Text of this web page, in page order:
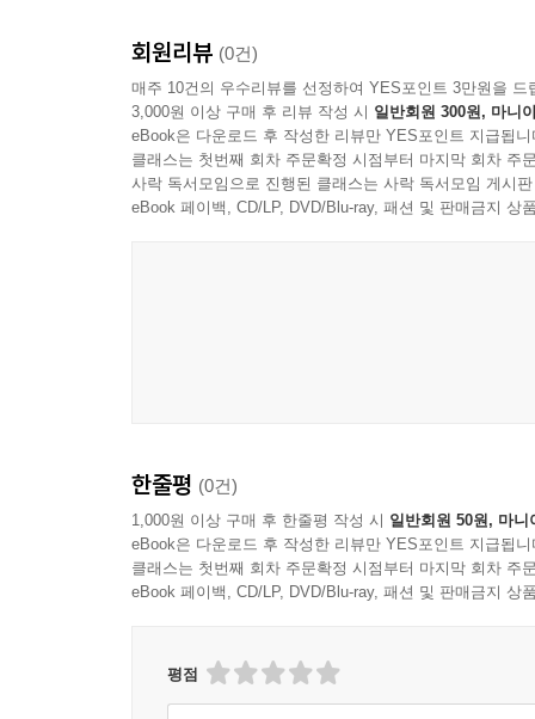
회원리뷰 (0건)
매주 10건의 우수리뷰를 선정하여 YES포인트 3만원을 드
3,000원 이상 구매 후 리뷰 작성 시 일반회원 300원, 마니
eBook은 다운로드 후 작성한 리뷰만 YES포인트 지급됩니
클래스는 첫번째 회차 주문확정 시점부터 마지막 회차 주
사락 독서모임으로 진행된 클래스는 사락 독서모임 게시
eBook 페이백, CD/LP, DVD/Blu-ray, 패션 및 판매금지 상
한줄평 (0건)
1,000원 이상 구매 후 한줄평 작성 시 일반회원 50원, 마니
eBook은 다운로드 후 작성한 리뷰만 YES포인트 지급됩니
클래스는 첫번째 회차 주문확정 시점부터 마지막 회차 주
eBook 페이백, CD/LP, DVD/Blu-ray, 패션 및 판매금지 상
평점